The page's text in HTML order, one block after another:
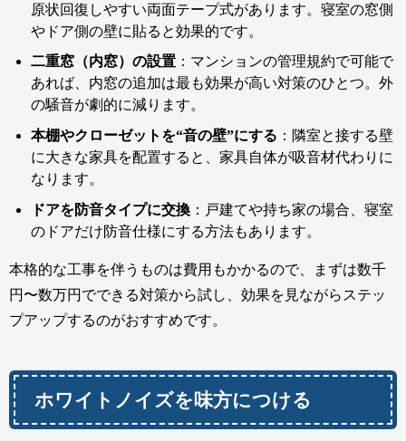
原状回復しやすい両面テープ式があります。寝室の窓側
やドア側の壁に貼ると効果的です。
二重窓（内窓）の設置 ：マンションの管理規約で可能で
あれば、内窓の追加は最も効果が高い対策のひとつ。外
の騒音が劇的に減ります。
本棚やクローゼットを“音の壁”にする ：隣室と接する壁
に大きな家具を配置すると、家具自体が吸音材代わりに
なります。
ドアを防音タイプに交換 ：戸建てや持ち家の場合、寝室
のドアだけ防音仕様にする方法もあります。
本格的な工事を伴うものは費用もかかるので、まずは数千
円〜数万円でできる対策から試し、効果を見ながらステッ
プアップするのがおすすめです。
ホワイトノイズを味方につける